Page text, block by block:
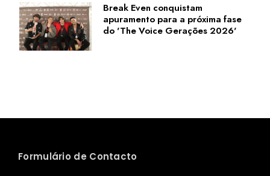
Break Even conquistam
apuramento para a próxima fase
do 'The Voice Gerações 2026'
Formulário de Contacto